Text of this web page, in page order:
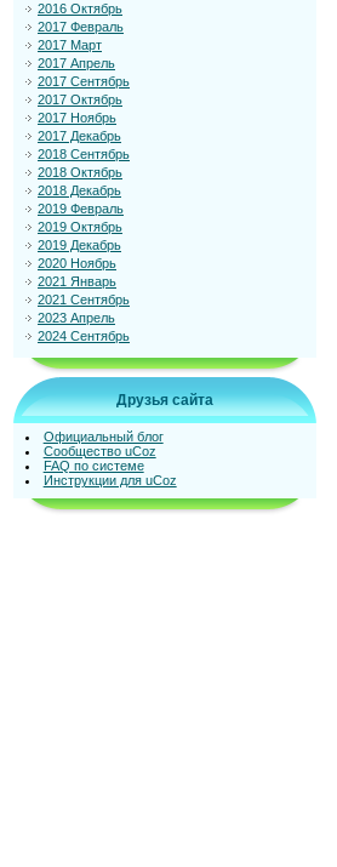
2016 Октябрь
2017 Февраль
2017 Март
2017 Апрель
2017 Сентябрь
2017 Октябрь
2017 Ноябрь
2017 Декабрь
2018 Сентябрь
2018 Октябрь
2018 Декабрь
2019 Февраль
2019 Октябрь
2019 Декабрь
2020 Ноябрь
2021 Январь
2021 Сентябрь
2023 Апрель
2024 Сентябрь
Друзья сайта
Официальный блог
Сообщество uCoz
FAQ по системе
Инструкции для uCoz